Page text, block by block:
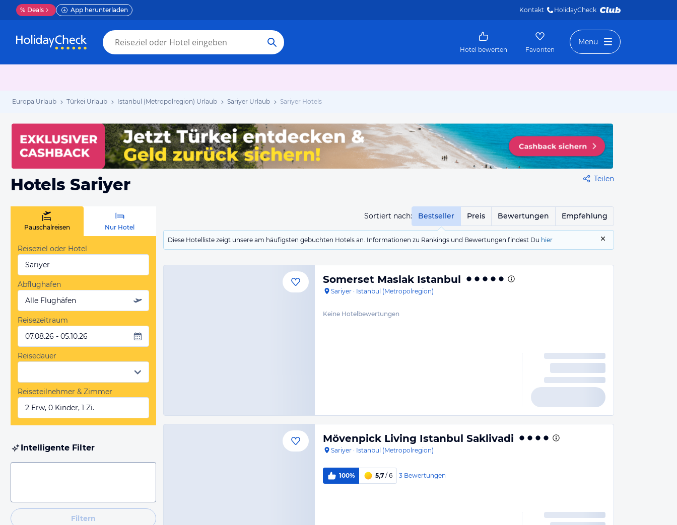
% Deals App herunterladen Kontakt HolidayCheck
Hotel bewerten Favoriten
Menü
Europa Urlaub Türkei Urlaub Istanbul (Metropolregion) Urlaub Sariyer Urlaub Sariyer Hotels
Hotels Sariyer Teilen
Sortiert nach: Bestseller Preis Bewertungen Empfehlung
Diese Hotelliste zeigt unsere am häufigsten gebuchten Hotels an. Informationen zu Rankings und Bewertungen findest Du hier
Pauschalreisen Nur Hotel
Reiseziel oder Hotel
Sariyer
Abflughafen
Alle Flughäfen
Reisezeitraum
07.08.26 - 05.10.26
Reisedauer
Reiseteilnehmer & Zimmer
2 Erw, 0 Kinder, 1 Zi.
Intelligente Filter
Filtern
Somerset Maslak Istanbul
Sariyer · Istanbul (Metropolregion)
Keine Hotelbewertungen
Mövenpick Living Istanbul Saklivadi
Sariyer · Istanbul (Metropolregion)
100% 5,7 / 6 3 Bewertungen